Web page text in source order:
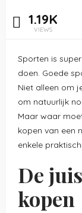
1.19K
VIEWS
Sporten is
doen. Goede
Niet alleen om
om natuurlijk
Maar waar
kopen van een
enkele
De
kopen